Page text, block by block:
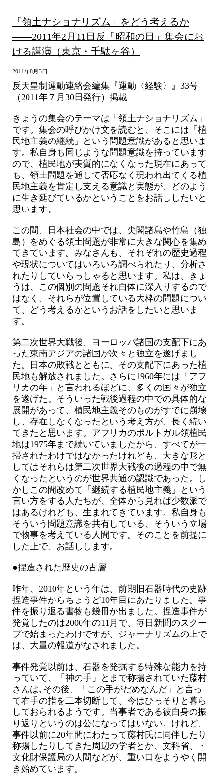
「領土ナショナリズム」をどう考えるか
――2011年2月11日反「昭和の日」集会にお
ける講演（東京・千駄ヶ谷）
2011年8月3日
反天皇制運動連絡会編集『運動〈経験〉』33号
（2011年７月30日発行）掲載
きょうの集会のテーマは「領土ナショナリズム」
です。集会の呼びかけ文を読むと、そこには「植
民地主義の継続」という問題意識があると思いま
す。私自身も同じような問題意識を持っています
ので、植民地が実質的になくなった現在にあって
も、領土問題を通して否応なく現われ出てくる植
民地主義を肯定し支える意識と実態が、どのよう
に生き延びているかということをお話ししたいと
思います。
この間、日本社会の中では、尖閣諸島や竹島（独
島）をめぐる領土問題が非常に大きな関心を集め
てきています。みなさんも、それぞれの歴史過程
や現状についてはいろいろ調べられたり、分析さ
れたりしていらっしゃると思います。私は、きょ
うは、この個別の問題それ自体に深入りするので
はなく、それらが位置している大枠の問題につい
て、どう考えるかというお話をしたいと思いま
す。
第二次世界大戦後、ヨーロッパ諸国の支配下にあ
った東南アジアの諸国が次々と独立を遂げまし
た。日本の敗戦とともに、その支配下にあった植
民地も解放されました。さらに1960年には「アフ
リカの年」と言われるほどに、多くの国々が独立
を遂げた。そういった戦後過程の中での具体的な
展開があって、植民地主義そのものがすでに崩壊
し、存在しなくなったという考え方が、長く続い
てきたと思います。アフリカのポルトガル領植民
地は1975年まで続いていましたから、すべてが一
掃されたわけではなかったけれども、大きな形と
してはそれらは第二次世界大戦後の過程の中で無
くなったというのが世界共通の認識であった。し
かしこの間改めて「継続する植民地主義」という
言い方をする人たちが、全体から見れば少数派で
はあるけれども、生まれてきています。私自身も
そういう問題意識を共有している、そういう立場
で物事を考えている人間です。そのことを前提に
した上で、お話しします。
●捏造された歴史の古層
昨年、2010年という年は、前期旧石器時代の史跡
捏造事件からちょうど10年目にあたりました。事
件を振り返る書物も幾冊か出ました。捏造事件が
発覚したのは2000年の11月で、毎日新聞のスクー
プで始まったわけですが、ジャーナリズムの上で
は、大量の報道がなされました。
事件発覚以前は、石器を発掘する特殊な能力を持
っていて、「神の手」とまで称揚されていた藤村
さんは､その後、「この手がだめなんだ」と言っ
て右手の指を二本切断して、今はひっそりと暮ら
しておられるようです。当事者である彼自身の振
り返りというのは公になってはいない。けれど、
事件以前に20年間にわたって藤村氏に同伴したり
称揚したりしてきた周辺の学者とか、文科省、・
文化財保護局の人間などが、重い口をようやく開
き始めています。